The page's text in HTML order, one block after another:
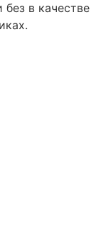
без в качестве